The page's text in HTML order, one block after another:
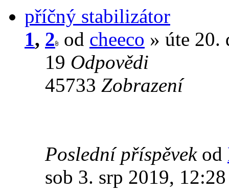
příčný stabilizátor
1, 2 od cheeco » úte 20.
19 Odpovědi
45733 Zobrazení
Poslední příspěvek od
sob 3. srp 2019, 12:28